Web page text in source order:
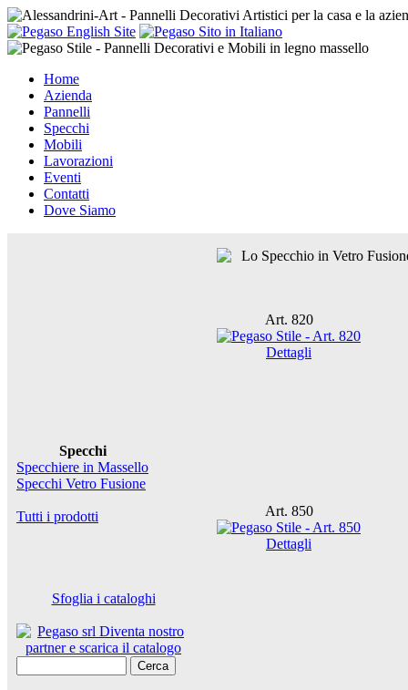
Home
Azienda
Pannelli
Specchi
Mobili
Lavorazioni
Eventi
Contatti
Dove Siamo
Specchi
Specchiere in Massello
Specchi Vetro Fusione
Tutti i prodotti
Sfoglia i cataloghi
Cerca
Lo Specchio in Vetro
Art. 820
Dettagli
Art. 850
Dettagli